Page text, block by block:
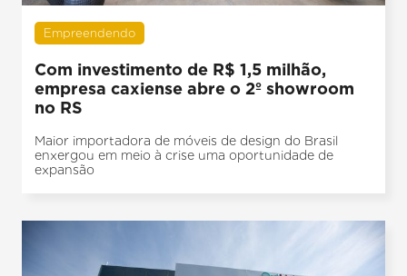
Empreendendo
Com investimento de R$ 1,5 milhão,
empresa caxiense abre o 2º showroom
no RS
Maior importadora de móveis de design do Brasil
enxergou em meio à crise uma oportunidade de
expansão